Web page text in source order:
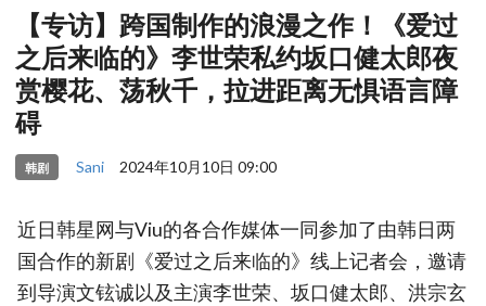
【专访】跨国制作的浪漫之作！《爱过
之后来临的》李世荣私约坂口健太郎夜
赏樱花、荡秋千，拉进距离无惧语言障
碍
韩剧 Sani 2024年10月10日 09:00
近日韩星网与Viu的各合作媒体一同参加了由韩日两
国合作的新剧《爱过之后来临的》线上记者会，邀请
到导演文铉诚以及主演李世荣、坂口健太郎、洪宗玄